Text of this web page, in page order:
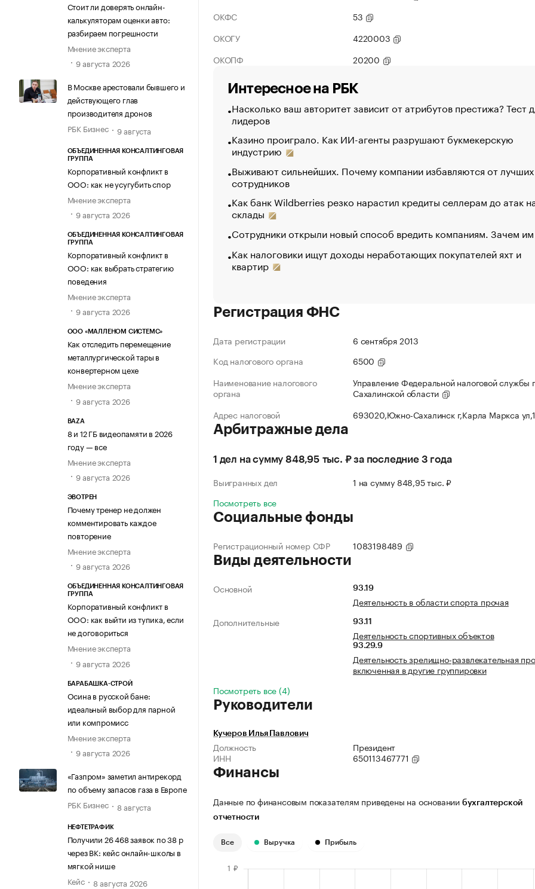
Стоит ли доверять онлайн-
калькуляторам оценки авто:
разбираем погрешности
Мнение эксперта
9 августа 2026
В Москве арестовали бывшего и
действующего глав
производителя дронов
РБК Бизнес
9 августа
ОБЪЕДИНЕННАЯ КОНСАЛТИНГОВАЯ
ГРУППА
Корпоративный конфликт в
ООО: как не усугубить спор
Мнение эксперта
9 августа 2026
ОБЪЕДИНЕННАЯ КОНСАЛТИНГОВАЯ
ГРУППА
Корпоративный конфликт в
ООО: как выбрать стратегию
поведения
Мнение эксперта
9 августа 2026
ООО «МАЛЛЕНОМ СИСТЕМС»
Как отследить перемещение
металлургической тары в
конвертерном цехе
Мнение эксперта
9 августа 2026
BAZA
8 и 12 ГБ видеопамяти в 2026
году — все
Мнение эксперта
9 августа 2026
ЭВОТРЕН
Почему тренер не должен
комментировать каждое
повторение
Мнение эксперта
9 августа 2026
ОБЪЕДИНЕННАЯ КОНСАЛТИНГОВАЯ
ГРУППА
Корпоративный конфликт в
ООО: как выйти из тупика, если
не договориться
Мнение эксперта
9 августа 2026
БАРАБАШКА-СТРОЙ
Осина в русской бане:
идеальный выбор для парной
или компромисс
Мнение эксперта
9 августа 2026
«Газпром» заметил антирекорд
по объему запасов газа в Европе
РБК Бизнес
8 августа
НЕФТЕТРАФИК
Получили 26 468 заявок по 38 р
через ВК: кейс онлайн-школы в
мягкой нише
Кейс
8 августа 2026
ОКФС
53
ОКОГУ
4220003
ОКОПФ
20200
Интересное на РБК
Насколько ваш авторитет зависит от атрибутов престижа? Тест
лидеров
Казино проиграло. Как ИИ-агенты разрушают букмекерскую
индустрию
Выживают сильнейших. Почему компании избавляются от лучших
сотрудников
Как банк Wildberries резко нарастил кредиты селлерам до атак
склады
Сотрудники открыли новый способ вредить компаниям. Зачем
Как налоговики ищут доходы неработающих покупателей яхт и
квартир
Регистрация ФНС
Дата регистрации
6 сентября 2013
Код налогового органа
6500
Наименование налогового
органа
Управление Федеральной налоговой службы
Сахалинской области
Адрес налоговой
693020,Южно-Сахалинск г,Карла Маркса
Арбитражные дела
1 дел на сумму 848,95 тыс. ₽ за последние 3 года
Выигранных дел
1 на сумму 848,95 тыс. ₽
Посмотреть все
Социальные фонды
Регистрационный номер СФР 1083198489
Виды деятельности
Основной 93.19
Деятельность в области спорта прочая
Дополнительные
93.11
Деятельность спортивных объектов
93.29.9
Деятельность зрелищно-развлекательная
включенная в другие группировки
Посмотреть все (4)
Руководители
Кучеров Илья Павлович
Должность
Президент
ИНН
650113467771
Финансы
Данные по финансовым показателям приведены на основании бухгалтерской
отчетности
Все Выручка Прибыль